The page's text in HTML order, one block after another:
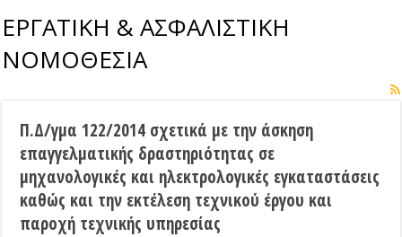
ΕΡΓΑΤΙΚΗ & ΑΣΦΑΛΙΣΤΙΚΗ
ΝΟΜΟΘΕΣΙΑ
Π.Δ/γμα 122/2014 σχετικά με την άσκηση
επαγγελματικής δραστηριότητας σε
μηχανολογικές και ηλεκτρολογικές εγκαταστάσεις
καθώς και την εκτέλεση τεχνικού έργου και
παροχή τεχνικής υπηρεσίας